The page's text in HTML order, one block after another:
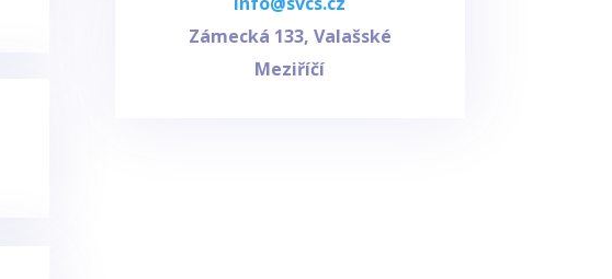
Zámecká 133, Valašské
Meziříčí